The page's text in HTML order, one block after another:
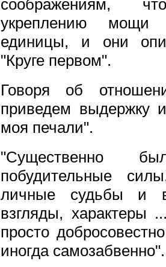
соображениям,
укреплению мощи
единицы, и они
"Круге первом".
Говоря об
приведем выдержку
моя печали".
"Существенно
побудительные
личные судьбы и
взгляды, характеры
просто
иногда самозабвенно".